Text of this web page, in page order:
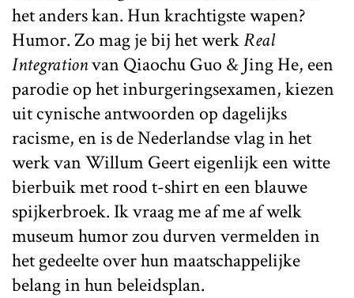
het anders kan. Hun krachtigste wapen?
Humor. Zo mag je bij het werkReal
Integrationvan Qiaochu Guo & Jing He, een
parodie op het inburgeringsexamen, kiezen
uit cynische antwoorden op dagelijks
racisme, en is de Nederlandse vlag in het
werk van Willum Geert eigenlijk een witte
bierbuik met rood t-shirt en een blauwe
spijkerbroek. Ik vraag me af me af welk
museum humor zou durven vermelden in
het gedeelte over hun maatschappelijke
belang in hun beleidsplan.